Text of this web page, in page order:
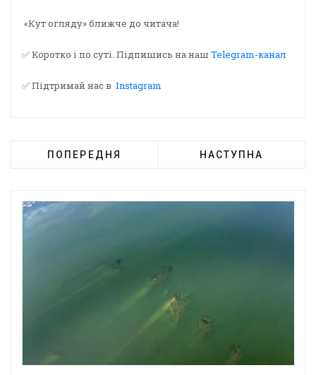
«Кут огляду» ближче до читача!
✅ Коротко і по суті. Підпишись на наш Telegram-канал
✅ Підтримай нас в Instagram
ПОПЕРЕДНЯ НАСТУПНА